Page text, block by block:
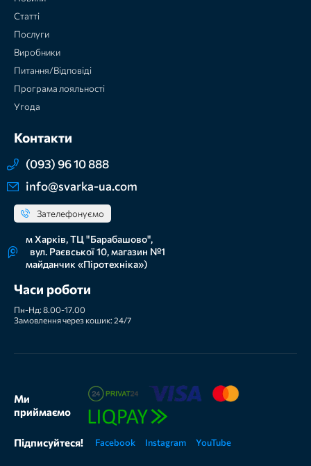
Статті
Послуги
Виробники
Питання/Відповіді
Програма лояльності
Угода
Контакти
(093) 96 10 888
info@svarka-ua.com
Зателефонуємо
м Харків, ТЦ "Барабашово",
вул. Раєвської 10, магазин №1
майданчик «Піротехніка»)
Часи роботи
Пн-Нд: 8.00-17.00
Замовлення через кошик: 24/7
Ми
приймаємо
Підписуйтеся! Facebook Instagram YouTube